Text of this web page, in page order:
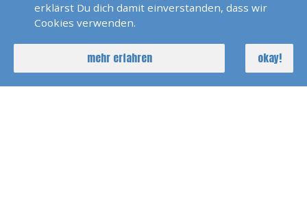
Katamaran Training 3 Tage Trogir
erklärst Du dich damit einverstanden, dass wir
Cookies verwenden.
mehr erfahren okay!